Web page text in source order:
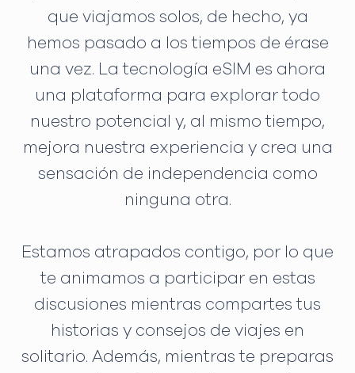
que viajamos solos, de hecho, ya
hemos pasado a los tiempos de érase
una vez. La tecnología eSIM es ahora
una plataforma para explorar todo
nuestro potencial y, al mismo tiempo,
mejora nuestra experiencia y crea una
sensación de independencia como
ninguna otra.
Estamos atrapados contigo, por lo que
te animamos a participar en estas
discusiones mientras compartes tus
historias y consejos de viajes en
solitario. Además, mientras te preparas